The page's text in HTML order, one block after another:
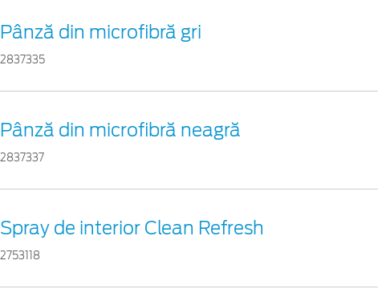
Pânză din microfibră gri
2837335
Pânză din microfibră neagră
2837337
Spray de interior Clean Refresh
2753118